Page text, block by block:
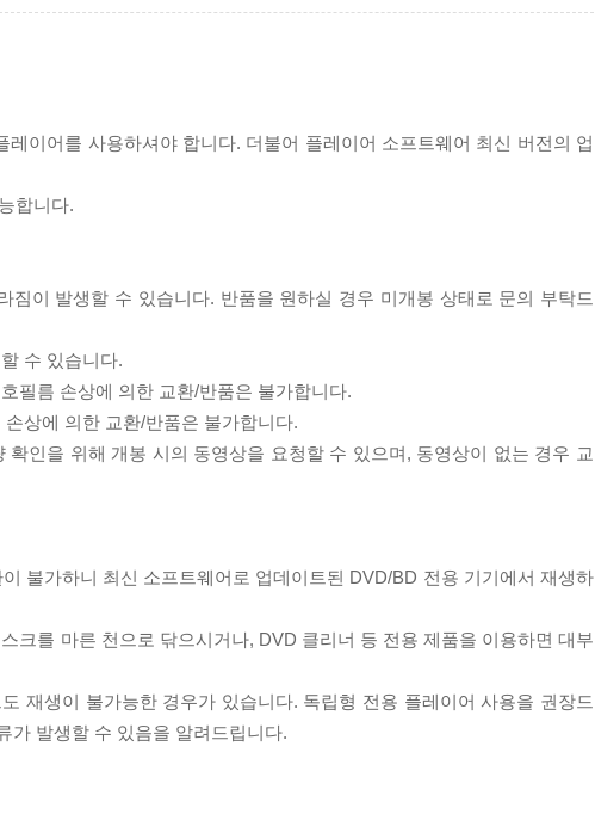
이어를 사용하셔야 합니다. 더불어 플레이어 소프트웨어 최신 버전의 업
합니다.
이 발생할 수 있습니다. 반품을 원하실 경우 미개봉 상태로 문의 부탁드
수 있습니다.
필름 손상에 의한 교환/반품은 불가합니다.
상에 의한 교환/반품은 불가합니다.
인을 위해 개봉 시의 동영상을 요청할 수 있으며, 동영상이 없는 경우 교
불가하니 최신 소프트웨어로 업데이트된 DVD/BD 전용 기기에서 재생하
크를 마른 천으로 닦으시거나, DVD 클리너 등 전용 제품을 이용하면 대부
재생이 불가능한 경우가 있습니다. 독립형 전용 플레이어 사용을 권장드
가 발생할 수 있음을 알려드립니다.